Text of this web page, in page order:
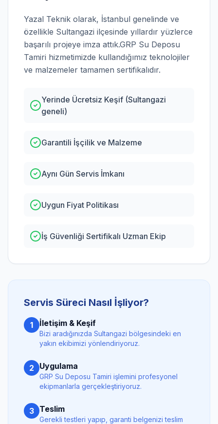
Yazal Teknik olarak, İstanbul genelinde ve
özellikle Sultangazi ilçesinde yıllardır yüzlerce
başarılı projeye imza attık.GRP Su Deposu
Tamiri hizmetimizde kullandığımız teknolojiler
ve malzemeler tamamen sertifikalıdır.
Yerinde Ücretsiz Keşif (Sultangazi
geneli)
Garantili İşçilik ve Malzeme
Aynı Gün Servis İmkanı
Uygun Fiyat Politikası
İş Güvenliği Sertifikalı Uzman Ekip
Servis Süreci Nasıl İşliyor?
1 İletişim & Keşif
Bizi aradığınızda Sultangazi bölgesindeki en
yakın ekibimizi yönlendiriyoruz.
2 Uygulama
GRP Su Deposu Tamiri işlemini profesyonel
ekipmanlarla gerçekleştiriyoruz.
3 Teslim
Gerekli testleri yapıp, garanti belgenizi teslim